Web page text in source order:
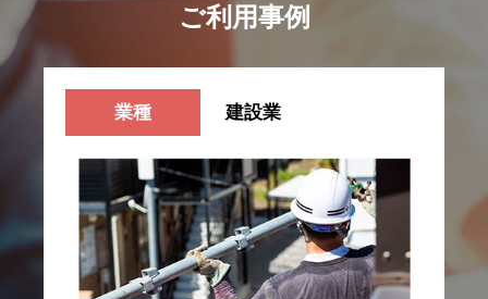
ご利用事例
業種 建設業